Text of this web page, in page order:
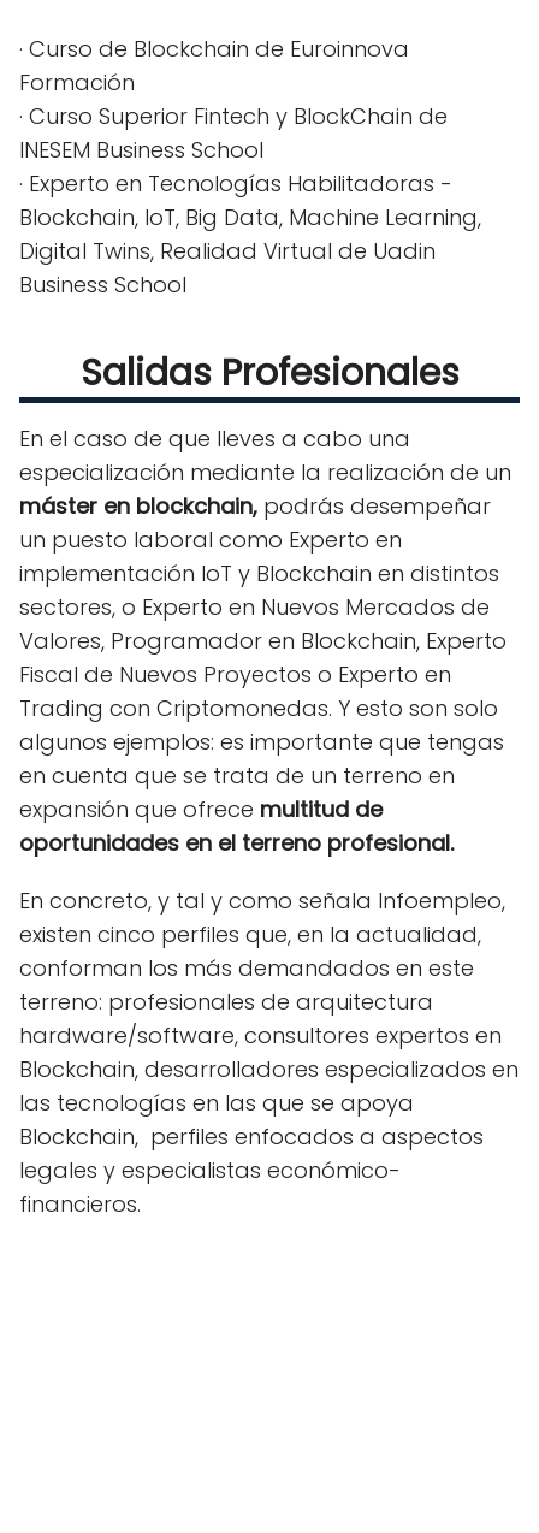
· Curso de Blockchain de Euroinnova
Formación
· Curso Superior Fintech y BlockChain de
INESEM Business School
· Experto en Tecnologías Habilitadoras -
Blockchain, IoT, Big Data, Machine Learning,
Digital Twins, Realidad Virtual de Uadin
Business School
Salidas Profesionales
En el caso de que lleves a cabo una
especialización mediante la realización de un
máster en blockchain, podrás desempeñar
un puesto laboral como Experto en
implementación IoT y Blockchain en distintos
sectores, o Experto en Nuevos Mercados de
Valores, Programador en Blockchain, Experto
Fiscal de Nuevos Proyectos o Experto en
Trading con Criptomonedas. Y esto son solo
algunos ejemplos: es importante que tengas
en cuenta que se trata de un terreno en
expansión que ofrece multitud de
oportunidades en el terreno profesional.
En concreto, y tal y como señala Infoempleo,
existen cinco perfiles que, en la actualidad,
conforman los más demandados en este
terreno: profesionales de arquitectura
hardware/software, consultores expertos en
Blockchain, desarrolladores especializados en
las tecnologías en las que se apoya
Blockchain, perfiles enfocados a aspectos
legales y especialistas económico-
financieros.